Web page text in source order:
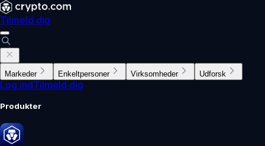
Tilmeld dig
Markeder Enkeltpersoner Virksomheder Udforsk
Log indTilmeld dig
Produkter